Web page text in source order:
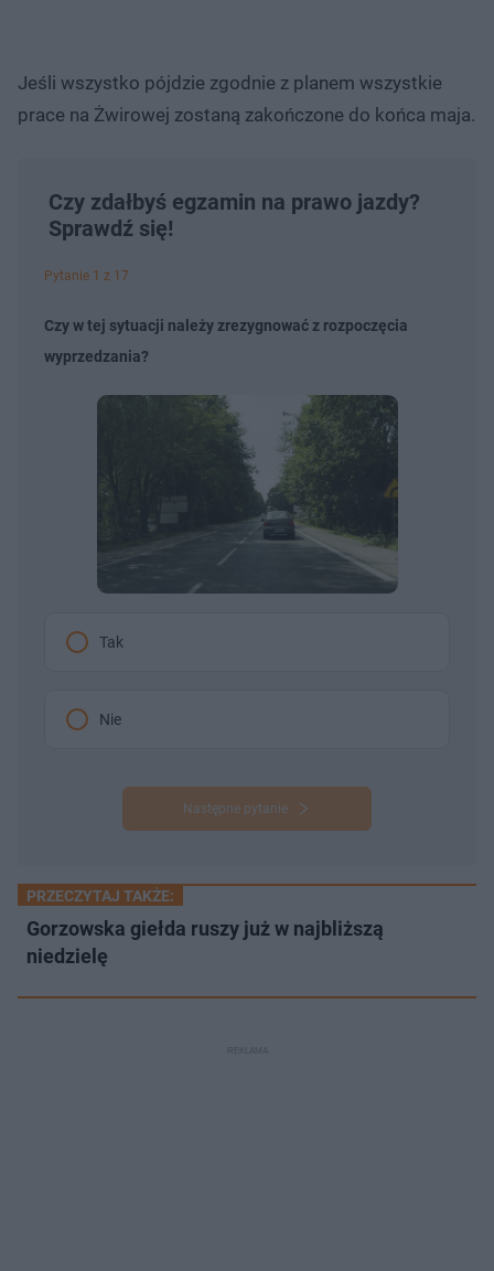
Jeśli wszystko pójdzie zgodnie z planem wszystkie
prace na Żwirowej zostaną zakończone do końca maja.
Czy zdałbyś egzamin na prawo jazdy?
Sprawdź się!
Pytanie 1 z 17
Czy w tej sytuacji należy zrezygnować z rozpoczęcia
wyprzedzania?
Tak
Nie
Następne pytanie
PRZECZYTAJ TAKŻE:
Gorzowska giełda ruszy już w najbliższą
niedzielę